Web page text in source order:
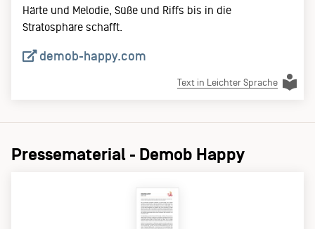
Härte und Melodie, Süße und Riffs bis in die
Stratosphäre schafft.
demob-happy.com
Text in Leichter Sprache
Pressematerial - Demob Happy